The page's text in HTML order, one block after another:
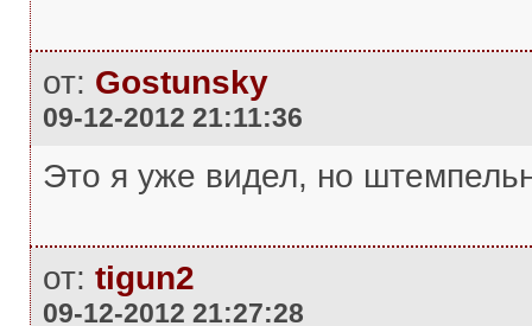
от: Gostunsky
09-12-2012 21:11:36
Это я уже видел, но
от: tigun2
09-12-2012 21:27:28